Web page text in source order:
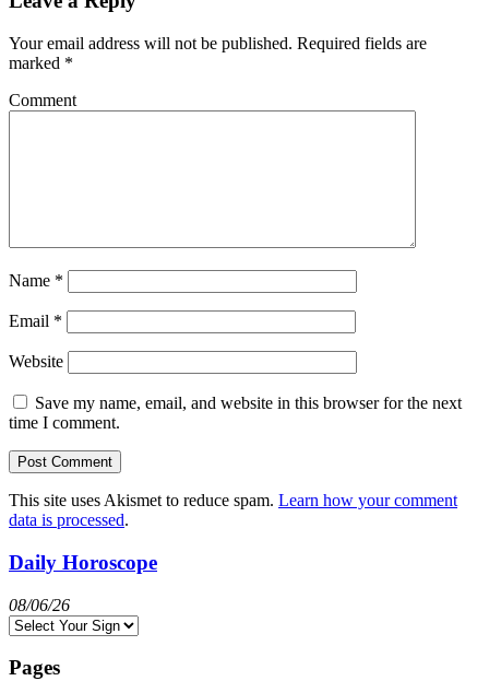
Your email address will not be published. Required fields are
marked *
Comment
Name *
Email *
Website
Save my name, email, and website in this browser for the next
time I comment.
This site uses Akismet to reduce spam. Learn how your comment
data is processed.
Daily Horoscope
08/06/26
Pages